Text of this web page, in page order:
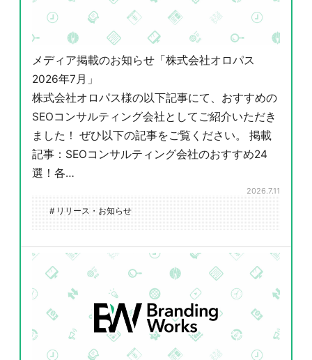
メディア掲載のお知らせ「株式会社オロパス
2026年7月」
株式会社オロパス様の以下記事にて、おすすめの
SEOコンサルティング会社としてご紹介いただき
ました！ ぜひ以下の記事をご覧ください。 掲載
記事：SEOコンサルティング会社のおすすめ24
選！各…
2026.7.11
# リリース・お知らせ